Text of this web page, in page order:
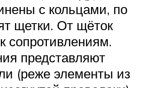
с кольцами, по
щетки. От щёток
сопротивлениям.
представляют
(реже элементы из